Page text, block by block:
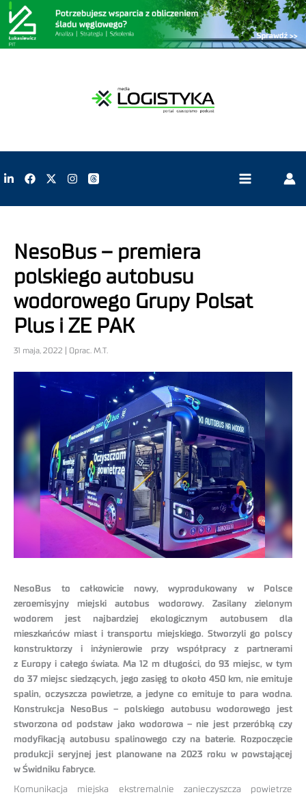
NesoBus – premiera
polskiego autobusu
wodorowego Grupy Polsat
Plus i ZE PAK
31 maja, 2022 | Oprac. M.T.
NesoBus to całkowicie nowy, wyprodukowany w Polsce
zeroemisyjny miejski autobus wodorowy. Zasilany zielonym
wodorem jest najbardziej ekologicznym autobusem dla
mieszkańców miast i transportu miejskiego. Stworzyli go polscy
konstruktorzy i inżynierowie przy współpracy z partnerami
z Europy i całego świata. Ma 12 m długości, do 93 miejsc, w tym
do 37 miejsc siedzących, jego zasięg to około 450 km, nie emituje
spalin, oczyszcza powietrze, a jedyne co emituje to para wodna.
Konstrukcja NesoBus – polskiego autobusu wodorowego jest
stworzona od podstaw jako wodorowa – nie jest przeróbką czy
modyfikacją autobusu spalinowego czy na baterie. Rozpoczęcie
produkcji seryjnej jest planowane na 2023 roku w powstającej
w Świdniku fabryce.
Komunikacja miejska ekstremalnie zanieczyszcza powietrze